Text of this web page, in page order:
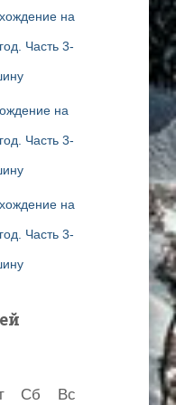
на
Часть 3-
на
Часть 3-
на
Часть 3-
Сб Вс